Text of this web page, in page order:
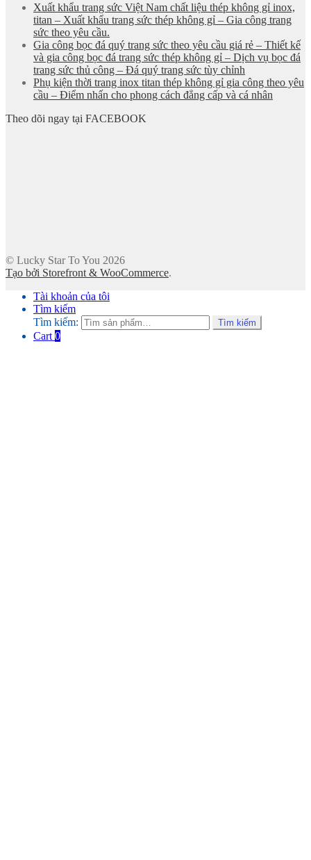
Xuất khẩu trang sức Việt Nam chất liệu thép không gỉ inox,
titan – Xuất khẩu trang sức thép không gỉ – Gia công trang
sức theo yêu cầu.
Gia công bọc đá quý trang sức theo yêu cầu giá rẻ – Thiết kế
và gia công bọc đá trang sức thép không gỉ – Dịch vụ bọc đá
trang sức thủ công – Đá quý trang sức tùy chỉnh
Phụ kiện thời trang inox titan thép không gỉ gia công theo yêu
cầu – Điểm nhấn cho phong cách đẳng cấp và cá nhân
Theo dõi ngay tại FACEBOOK
© Lucky Star To You 2026
Tạo bởi Storefront & WooCommerce.
Tài khoản của tôi
Tìm kiếm
Tìm kiếm:
Tìm kiếm
Cart 0